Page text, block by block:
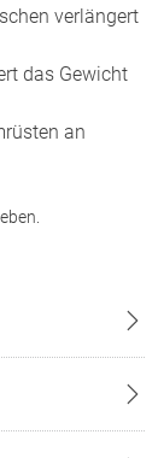
verlängert
das Gewicht
an